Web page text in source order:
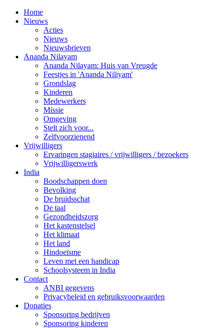
Home
Nieuws
Acties
Nieuws
Nieuwsbrieven
Ananda Nilayam
Ananda Nilayam: Huis van Vreugde
Feestjes in 'Ananda Niliyam'
Grondslag
Kinderen
Medewerkers
Missie
Omgeving
Stelt zich voor...
Zelfvoorzienend
Vrijwilligers
Ervaringen stagiaires / vrijwilligers / bezoekers
Vrijwilligerswerk
India
Boodschappen doen
Bevolking
De bruidsschat
De taal
Gezondheidszorg
Het kastenstelsel
Het klimaat
Het land
Hindoeïsme
Leven met een handicap
Schoolsysteem in India
Contact
ANBI gegevens
Privacybeleid en gebruiksvoorwaarden
Donaties
Sponsoring bedrijven
Sponsoring kinderen